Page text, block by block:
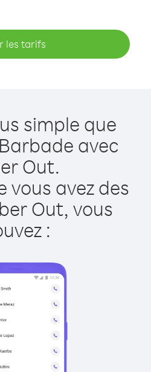
les tarifs
simple que
avec
Out.
vous avez des
Out, vous
: